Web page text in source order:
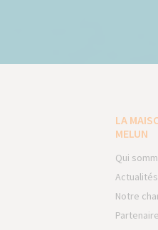
LA
MELUN
Qui
Actualités
Notre